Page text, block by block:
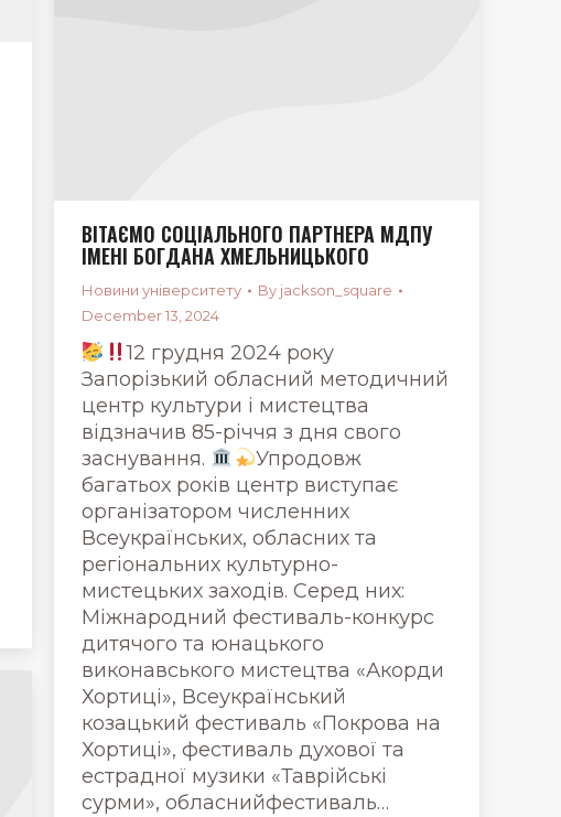
ВІТАЄМО СОЦІАЛЬНОГО ПАРТНЕРА МДПУ
ІМЕНІ БОГДАНА ХМЕЛЬНИЦЬКОГО
Новини університету By jackson_square
December 13, 2024
12 грудня 2024 року
Запорізький обласний методичний
центр культури і мистецтва
відзначив 85-річчя з дня свого
заснування.
Упродовж
багатьох років центр виступає
організатором численних
Всеукраїнських, обласних та
регіональних культурно-
мистецьких заходів. Серед них:
Міжнародний фестиваль-конкурс
дитячого та юнацького
виконавського мистецтва «Акорди
Хортиці», Всеукраїнський
козацький фестиваль «Покрова на
Хортиці», фестиваль духової та
естрадної музики «Таврійські
сурми», обласнийфестиваль…